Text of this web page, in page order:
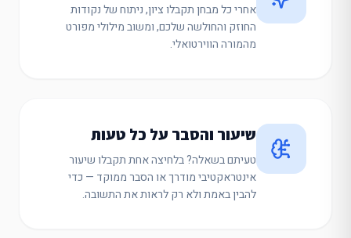
אחרי כל מבחן תקבלו ציון, ניתוח של נקודות
החוזק והחולשה שלכם, ומשוב מילולי מפורט
מהמורה הווירטואלי.
שיעור והסבר על כל טעות
טעיתם בשאלה? בלחיצה אחת תקבלו שיעור
אינטראקטיבי מודרך או הסבר ממוקד — כדי
להבין באמת ולא רק לראות את התשובה.